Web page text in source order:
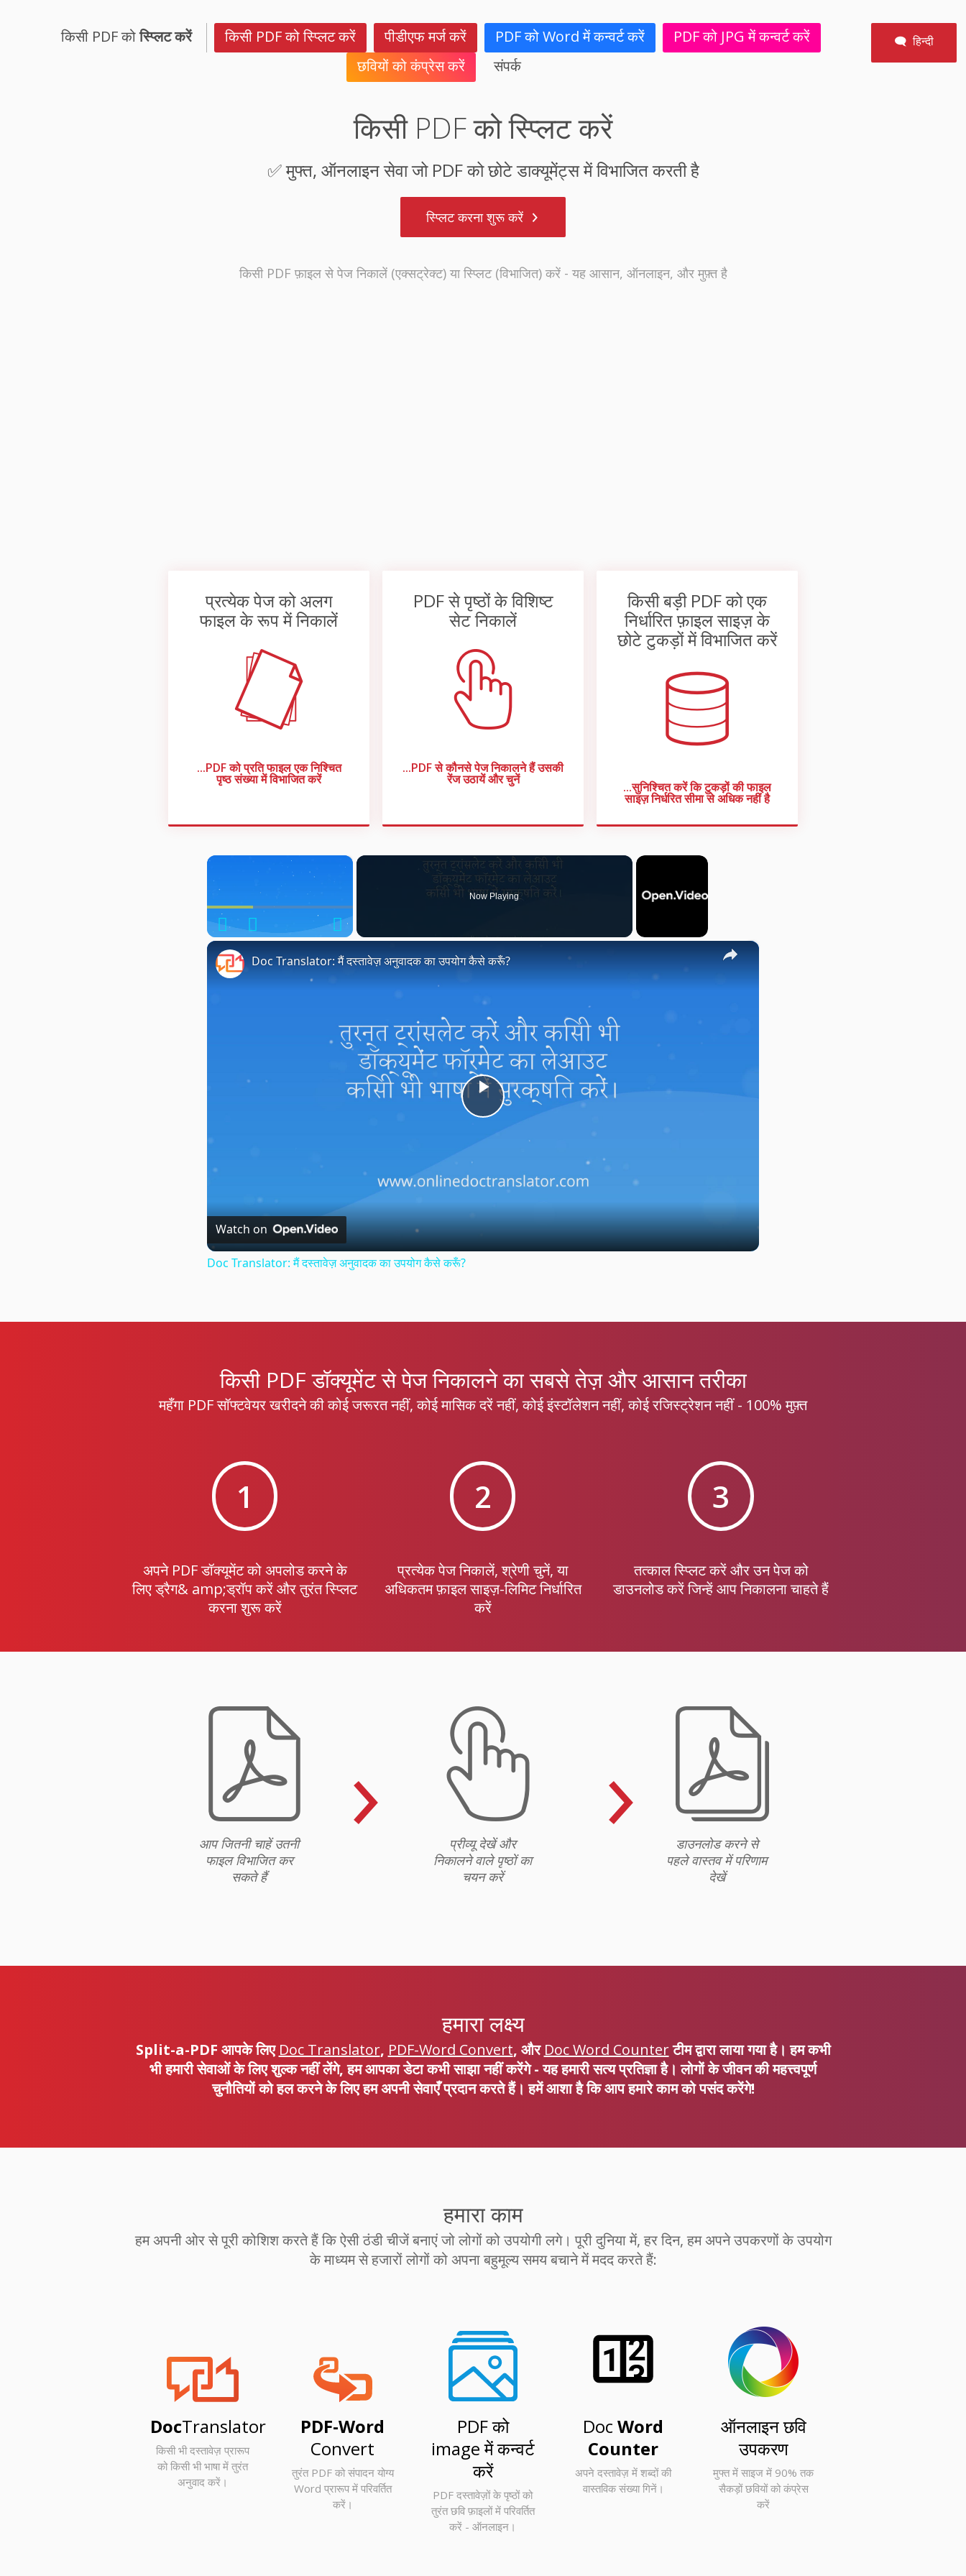
🗨 हिन्दी
किसी PDF कोस्प्लिट करें किसी PDF को स्प्लिट करें पीडीएफ मर्ज करें PDF को Word में कन्वर्ट करें
PDF को JPG में कन्वर्ट करें
छवियों को कंप्रेस करें
संपर्क
किसी PDF को स्प्लिट करें
✅ मुफ्त, ऑनलाइन सेवा जो PDF को छोटे डाक्यूमेंट्स में विभाजित करती है
स्प्लिट करना शुरू करें
किसी PDF फ़ाइल से पेज निकालें (एक्सट्रेक्ट) या स्प्लिट (विभाजित) करें - यह आसान, ऑनलाइन, और मुफ़्त है
प्रत्येक पेज को अलग
फाइल के रूप में निकालें
...PDF को प्रति फाइल एक निश्चित
पृष्ठ संख्या में विभाजित करें
PDF से पृष्ठों के विशिष्ट
सेट निकालें
...PDF से कौनसे पेज निकालने हैं उसकी
रेंज उठायें और चुनें
किसी बड़ी PDF को एक
निर्धारित फ़ाइल साइज़ के
छोटे टुकड़ों में विभाजित करें
...सुनिश्चित करें कि टुकड़ों की फाइल
साइज़ निर्धरित सीमा से अधिक नहीं है
×
Play Unmute Fullscreen
Now Playing
×
Play
Doc Translator: मैं दस्तावेज़ अनुवादक का उपयोग कैसे करूँ?
Watch on
Doc Translator: मैं दस्तावेज़ अनुवादक का उपयोग कैसे करूँ?
किसी PDF डॉक्यूमेंट से पेज निकालने का सबसे तेज़ और आसान तरीका
महँगा PDF सॉफ्टवेयर खरीदने की कोई जरूरत नहीं, कोई मासिक दरें नहीं, कोई इंस्टॉलेशन नहीं, कोई रजिस्ट्रेशन नहीं - 100% मुफ़्त
1
अपने PDF डॉक्यूमेंट को अपलोड करने के
लिए ड्रैग& amp;ड्रॉप करें और तुरंत स्प्लिट
करना शुरू करें
2
प्रत्येक पेज निकालें, श्रेणी चुनें, या
अधिकतम फ़ाइल साइज़-लिमिट निर्धारित
करें
3
तत्काल स्प्लिट करें और उन पेज को
डाउनलोड करें जिन्हें आप निकालना चाहते हैं
f
आप जितनी चाहें उतनी
फाइल विभाजित कर
सकते हैं
i
प्रीव्यू देखें और
निकालने वाले पृष्ठों का
चयन करें
g
डाउनलोड करने से
पहले वास्तव में परिणाम
देखें
हमारा लक्ष्य
Split-a-PDF आपके लिए Doc Translator, PDF-Word Convert, और Doc Word Counterटीम द्वारा लाया गया है। हम कभी
भी हमारी सेवाओं के लिए शुल्क नहीं लेंगे, हम आपका डेटा कभी साझा नहीं करेंगे - यह हमारी सत्य प्रतिज्ञा है। लोगों के जीवन की महत्त्वपूर्ण
चुनौतियों को हल करने के लिए हम अपनी सेवाएँ प्रदान करते हैं। हमें आशा है कि आप हमारे काम को पसंद करेंगे!
हमारा काम
हम अपनी ओर से पूरी कोशिश करते हैं कि ऐसी ठंडी चीजें बनाएं जो लोगों को उपयोगी लगे। पूरी दुनिया में, हर दिन, हम अपने उपकरणों के उपयोग
के माध्यम से हजारों लोगों को अपना बहुमूल्य समय बचाने में मदद करते हैं:
DocTranslator
किसी भी दस्तावेज़ प्रारूप
को किसी भी भाषा में तुरंत
अनुवाद करें।
PDF-Word
Convert
तुरंत PDF को संपादन योग्य
Word प्रारूप में परिवर्तित
करें।
PDF को
image में कन्वर्ट
करें
PDF दस्तावेज़ों के पृष्ठों को
तुरंत छवि फ़ाइलों में परिवर्तित
करें - ऑनलाइन।
DocWord
Counter
अपने दस्तावेज़ में शब्दों की
वास्तविक संख्या गिनें।
ऑनलाइन छवि
उपकरण
मुफ्त में साइज में 90% तक
सैकड़ों छवियों को कंप्रेस
करें